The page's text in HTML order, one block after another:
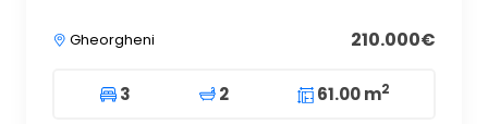
Gheorgheni 210.000€
3 2 61.00 m2